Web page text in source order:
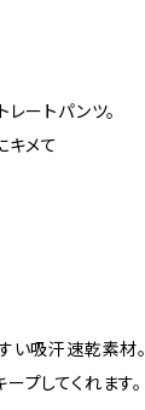
ートパンツ。
キメて
い吸汗速乾素材。
プしてくれます。